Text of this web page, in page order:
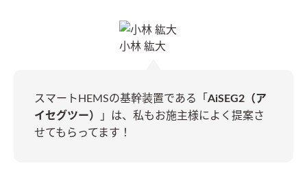
小林 紘大
スマートHEMSの基幹装置である「 AiSEG2（ア
イセグツー）
」は、私もお施主様によく提案さ
せてもらってます！